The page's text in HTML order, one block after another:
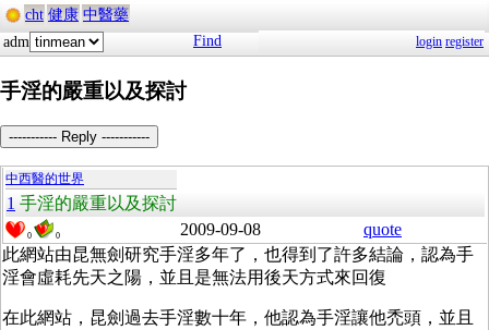
cht 健康 中醫藥
adm
Find login register
手淫的嚴重以及探討
----------- Reply -----------
中西醫的世界
1 手淫的嚴重以及探討
0 0 2009-09-08
quote
此網站由昆無劍研究手淫多年了，也得到了許多結論，認為手
淫會虛耗先天之陽，並且是無法用後天方式來回復
在此網站，昆劍過去手淫數十年，他認為手淫讓他禿頭，並且